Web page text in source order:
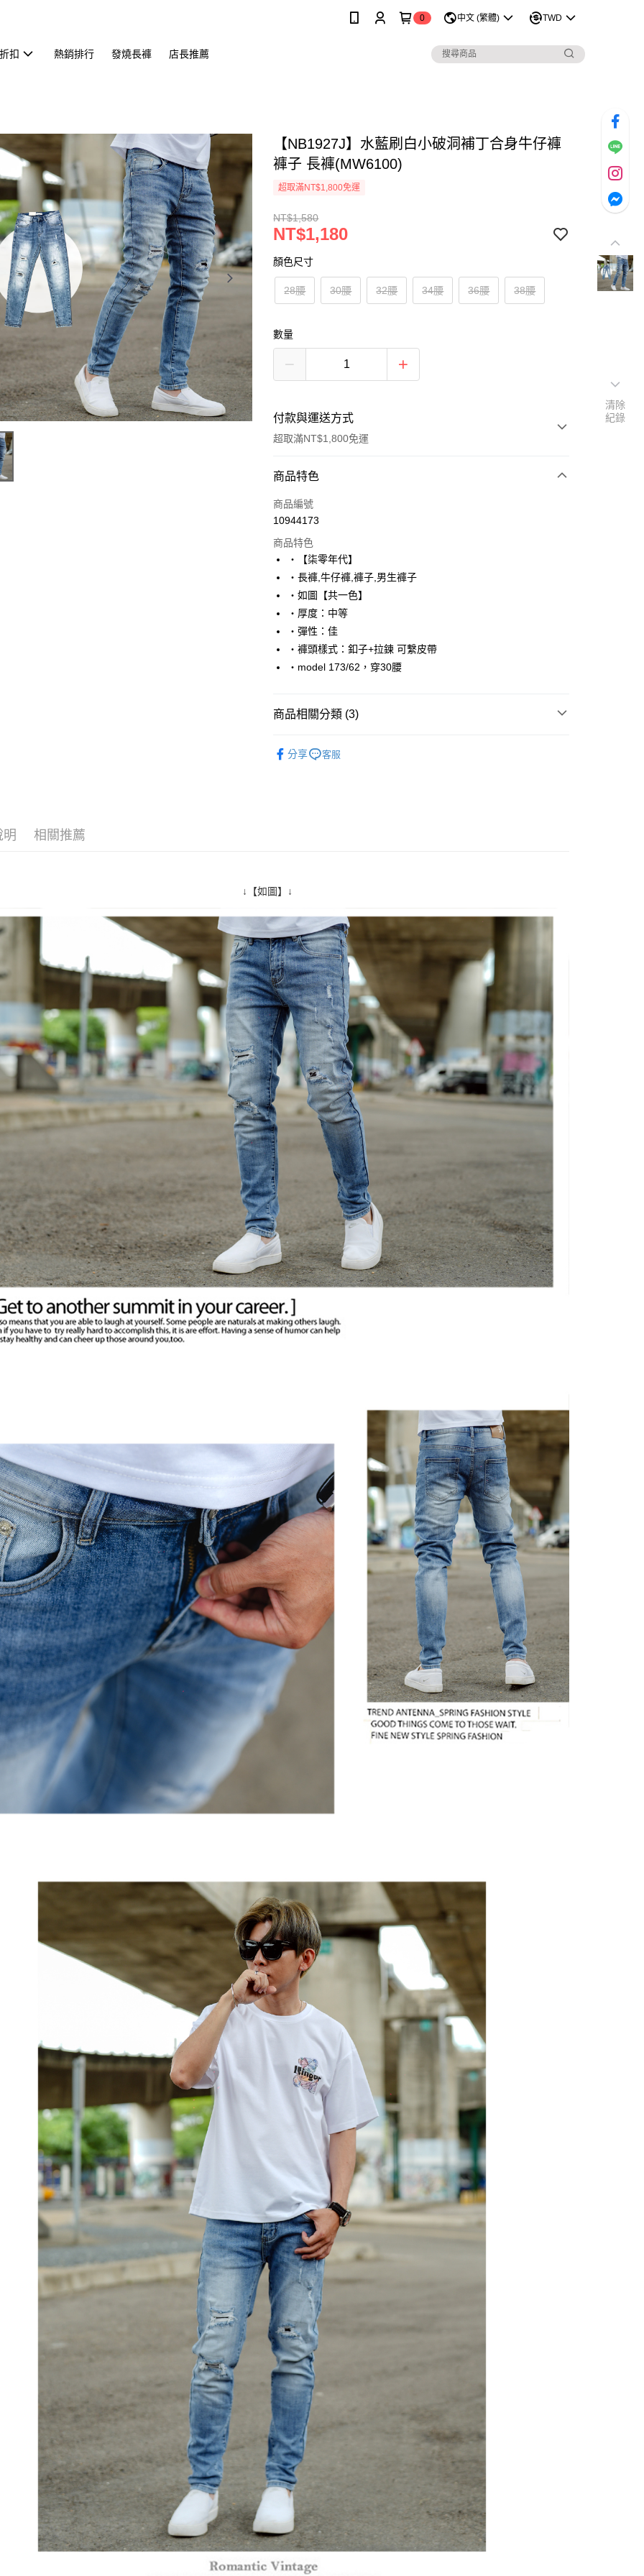
0 中文 (繁體) TWD
扣 熱銷排行 發燒長褲 店長推薦
【NB1927J】水藍刷白小破洞補丁合身牛仔褲
褲子 長褲(MW6100)
超取滿NT$1,800免運
NT$1,580
NT$1,180
顏色尺寸
28腰 30腰 32腰 34腰 36腰 38腰
數量
付款與運送方式
超取滿NT$1,800免運
付款方式
信用卡一次付款
LINE Pay
Apple Pay
街口支付
悠遊付
Google Pay
【關於「AFTEE先享後付」】
１．簡單：不需註冊會員、不需綁卡、不需儲值。
※ 請注意：結帳手續完成當下不需立刻繳費，但若您需要取消訂單，請聯
※ 交易是否成功請以「AFTEE先享後付 」之結帳頁面顯示為準，若有關於
是否繳費成功／繳費後需取消欲退款等相關疑問，請聯繫「AFTEE先享後
付客戶支援中心」https://netprotections.freshdesk.com/support/home
【注意事項】
１．透過由恩沛科技股份有限公司提供之「AFTEE先享後付」服務完成之
交易，需依本服務之必要範圍內提供個人資料，並將交易相關給付款項請
求債權轉讓予恩沛科技股份有限公司。
２．關於個人資料處理事宜，請瀏覽以下網址：
https://aftee.tw/terms/#terms3
３．未成年的使用者請事先徵得法定代理人或監護人之同意方可使用
「AFTEE先享後付」，若未經同意申辦者引起之損失，本公司不負相關責
任。
４．使用「AFTEE先享後付」時，將依據個別帳號之用戶狀況，依本公司
即時審查核予不同之上限額度；若仍有額度不足之情形，本公司將視審查
結果請求用戶進行身份認證。
５．嚴禁一人註冊多個帳號或使用他人資訊註冊。若發現惡意使用之情
形，恩沛科技股份有限公司將有權停止該用戶之使用額度並採取法律行
7-11付款取貨
每筆NT$80，滿NT$1,800(含以上)免運費
先付款後7-11取貨
每筆NT$80，滿NT$1,800(含以上)免運費
宅配
每筆NT$120，滿NT$3,000(含以上)免運費
商品特色
商品編號
10944173
商品特色
‧【柒零年代】
‧長褲,牛仔褲,褲子,男生褲子
‧如圖【共一色】
‧厚度：中等
‧彈性：佳
‧褲頭樣式：釦子+拉鍊 可繫皮帶
‧model 173/62，穿30腰
商品相關分類 (3)
分享 客服
明 相關推薦
↓【如圖】↓
清除
紀錄